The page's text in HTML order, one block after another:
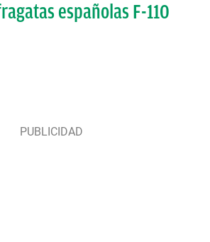
españolas F-110